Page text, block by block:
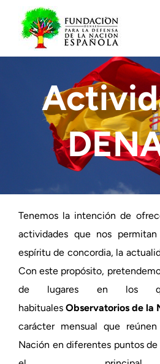
contenido
Fundación DENAES
Agenda
Actualidad
Tenemos la intención de
actividades que nos
espíritu de concordia, la
Con este propósito,
de lugares en los
habituales Observatorios de la
carácter mensual que
Nación en diferentes puntos